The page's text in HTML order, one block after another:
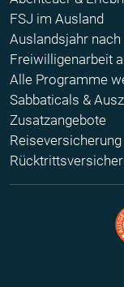
FSJ im Ausland
Auslandsjahr nach
Freiwilligenarbeit
Alle Programme
Sabbaticals &
Zusatzangebote
Reiseversicherung